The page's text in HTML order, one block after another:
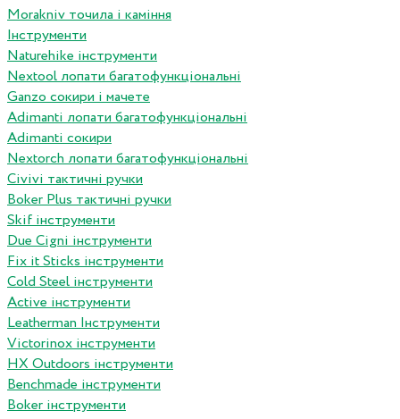
Morakniv точила і каміння
Інструменти
Naturehike інструменти
Nextool лопати багатофункціональні
Ganzo сокири і мачете
Adimanti лопати багатофункціональні
Adimanti сокири
Nextorch лопати багатофункціональні
Сivivi тактичні ручки
Boker Plus тактичні ручки
Skif інструменти
Due Cigni інструменти
Fix it Sticks інструменти
Сold Steel інструменти
Active інструменти
Leatherman Інструменти
Victorinox інструменти
HX Outdoors інструменти
Benchmade інструменти
Boker інструменти